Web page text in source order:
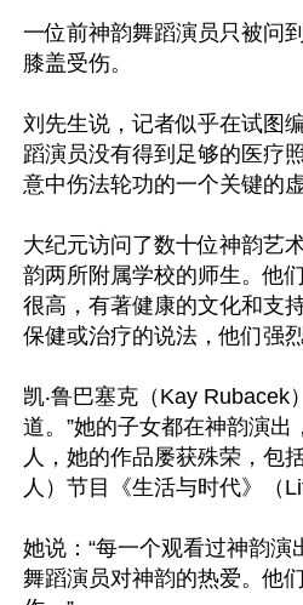
一位前神韵舞蹈演员只被问
膝盖受伤。
刘先生说，记者似乎在试图
蹈演员没有得到足够的医疗
意中伤法轮功的一个关键的
大纪元访问了数十位神韵艺
韵两所附属学校的师生。他
很高，有著健康的文化和支
保健或治疗的说法，他们强烈
凯‧鲁巴塞克（Kay Rubacek
道。”她的子女都在神韵演出
人，她的作品屡获殊荣，包
人）节目《生活与时代》（
她说：“每一个观看过神韵
舞蹈演员对神韵的热爱。他